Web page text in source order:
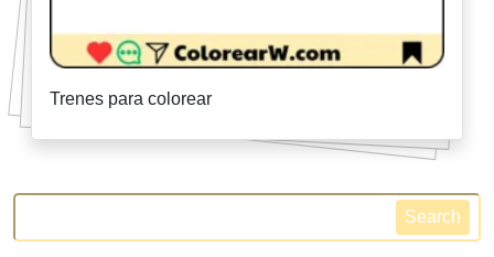
Trenes para colorear
Search